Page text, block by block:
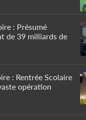
: Présumé
de 39 milliards de
: Rentrée Scolaire
opération